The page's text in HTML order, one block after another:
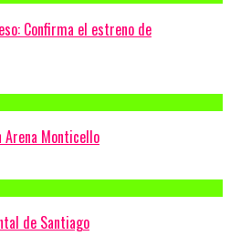
Confirma el estreno de
Arena Monticello
de Santiago